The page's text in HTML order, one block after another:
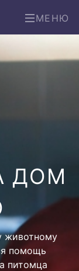
МЕНЮ
ДОМ
животному
помощь
питомца